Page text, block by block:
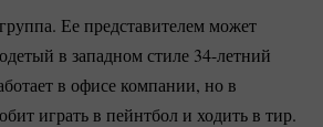
Ее представителем может
в западном стиле 34-летний
в офисе компании, но в
играть в пейнтбол и ходить в тир.